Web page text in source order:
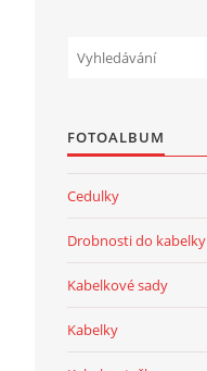
FOTOALBUM
Cedulky
Drobnosti do kabelky
Kabelkové sady
Kabelky